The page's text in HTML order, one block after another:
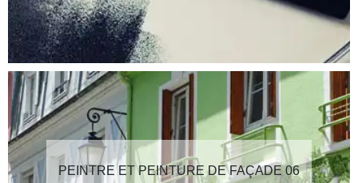
PEINTRE ET PEINTURE DE FAÇADE 06